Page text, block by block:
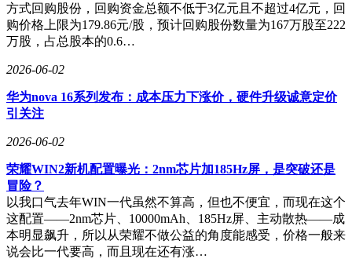
脱离互联网定位，单纯模仿爆款模式，企业将失去成本优势，
陷入同质化竞争。王老吉早期聚焦西南火锅渠道，低调积累原
点人群，待“凉茶”定位稳固后再扩大传播，最终实现全国市场
突破。安德玛从速干衣细分市场切入，Lululemon以瑜伽裤为
径。
方式回购股份，回购资金总额不低于3亿元且不超过4亿元，回
购价格上限为179.86元/股，预计回购股份数量为167万股至222
万股，占总股本的0.6…
2026-06-02
华为nova 16系列发布：成本压力下涨价，硬件升级诚意定价
引关注
2026-06-02
荣耀WIN2新机配置曝光：2nm芯片加185Hz屏，是突破还是
冒险？
以我口气去年WIN一代虽然不算高，但也不便宜，而现在这个
这配置——2nm芯片、10000mAh、185Hz屏、主动散热——成
本明显飙升，所以从荣耀不做公益的角度能感受，价格一般来
说会比一代要高，而且现在还有涨…